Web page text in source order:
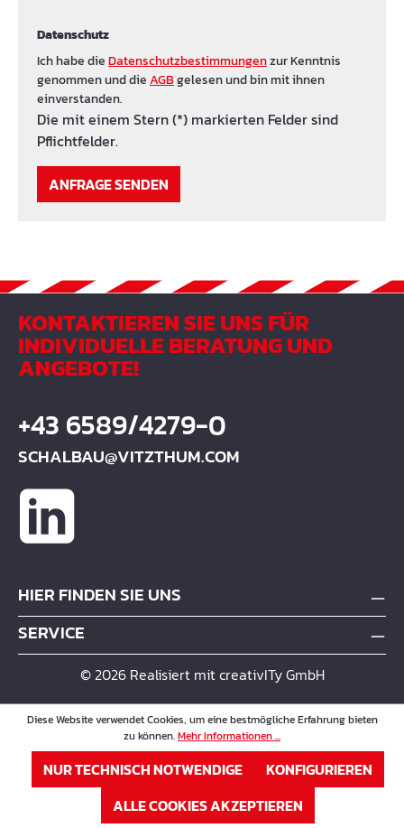
Datenschutz
Ich habe dieDatenschutzbestimmungenzur Kenntnis
genommen und dieAGBgelesen und bin mit ihnen
einverstanden.
Die mit einem Stern (*) markierten Felder sind
Pflichtfelder.
ANFRAGE SENDEN
KONTAKTIEREN SIE UNS FÜR
INDIVIDUELLE BERATUNG UND
ANGEBOTE!
+43 6589/4279-0
SCHALBAU@VITZTHUM.COM
HIER FINDEN SIE UNS
SERVICE
© 2026 Realisiert mit creativITy GmbH
Diese Website verwendet Cookies, um eine bestmögliche Erfahrung bieten
zu können.Mehr Informationen ...
NUR TECHNISCH NOTWENDIGE
KONFIGURIEREN
ALLE COOKIES AKZEPTIEREN